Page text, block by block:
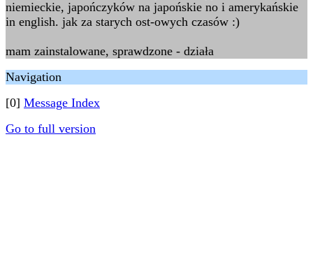
niemieckie, japończyków na japońskie no i amerykańskie
in english. jak za starych ost-owych czasów :)
mam zainstalowane, sprawdzone - działa
Navigation
[0] Message Index
Go to full version